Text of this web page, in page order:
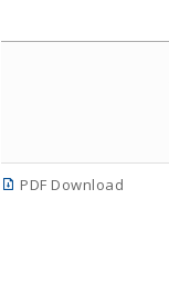
PDF Download